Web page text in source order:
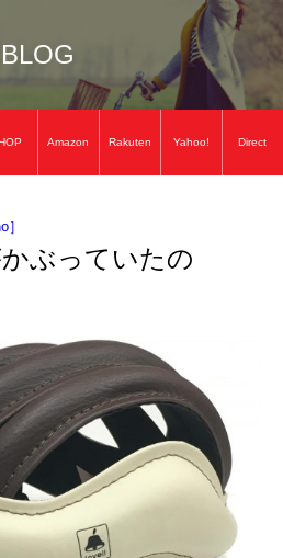
BLOG
］
ぶっていたの
Amazon Rakuten Yahoo! Direct